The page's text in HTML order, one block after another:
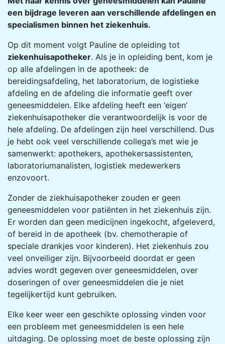
een bijdrage leveren aan verschillende afdelingen en
specialismen binnen het ziekenhuis.
Op dit moment volgt Pauline de opleiding tot
ziekenhuisapotheker. Als je in opleiding bent, kom je
op alle afdelingen in de apotheek: de
bereidingsafdeling, het laboratorium, de logistieke
afdeling en de afdeling die informatie geeft over
geneesmiddelen. Elke afdeling heeft een ‘eigen’
ziekenhuisapotheker die verantwoordelijk is voor de
hele afdeling. De afdelingen zijn heel verschillend. Dus
je hebt ook veel verschillende collega’s met wie je
samenwerkt: apothekers, apothekersassistenten,
laboratoriumanalisten, logistiek medewerkers
enzovoort.
Zonder de ziekhuisapotheker zouden er geen
geneesmiddelen voor patiënten in het ziekenhuis zijn.
Er worden dan geen medicijnen ingekocht, afgeleverd,
of bereid in de apotheek (bv. chemotherapie of
speciale drankjes voor kinderen). Het ziekenhuis zou
veel onveiliger zijn. Bijvoorbeeld doordat er geen
advies wordt gegeven over geneesmiddelen, over
doseringen of over geneesmiddelen die je niet
tegelijkertijd kunt gebruiken.
Elke keer weer een geschikte oplossing vinden voor
een probleem met geneesmiddelen is een hele
uitdaging. De oplossing moet de beste oplossing zijn